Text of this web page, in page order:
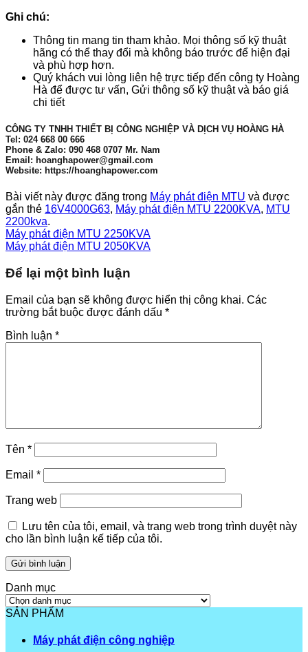
Ghi chú:
Thông tin mang tin tham khảo. Mọi thông số kỹ thuật
hãng có thể thay đổi mà không báo trước để hiện đại
và phù hợp hơn.
Quý khách vui lòng liên hệ trực tiếp đến công ty Hoàng
Hà để được tư vấn, Gửi thông số kỹ thuật và báo giá
chi tiết
CÔNG TY TNHH THIẾT BỊ CÔNG NGHIỆP VÀ DỊCH VỤ HOÀNG HÀ
Tel: 024 668 00 666
Phone & Zalo: 090 468 0707 Mr. Nam
Email: hoanghapower@gmail.com
Website: https://hoanghapower.com
Bài viết này được đăng trong Máy phát điện MTU và được
gắn thẻ 16V4000G63, Máy phát điện MTU 2200KVA, MTU
2200kva.
Máy phát điện MTU 2250KVA
Máy phát điện MTU 2050KVA
Để lại một bình luận
Email của bạn sẽ không được hiển thị công khai. Các
trường bắt buộc được đánh dấu *
Bình luận *
Tên *
Email *
Trang web
Lưu tên của tôi, email, và trang web trong trình duyệt này
cho lần bình luận kế tiếp của tôi.
Danh mục
Danh
mục
SẢN PHẨM
Máy phát điện công nghiệp